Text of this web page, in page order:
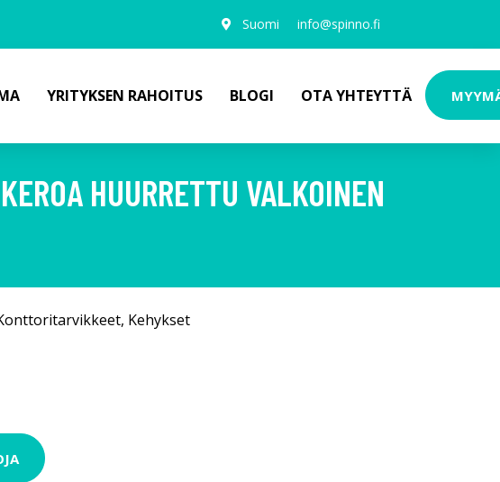
Suomi info@spinno.fi
YRITYKSEN RAHOITUS BLOGI OTA YHTEYTTÄ
HUURRETTU VALKOINEN
, Kehykset